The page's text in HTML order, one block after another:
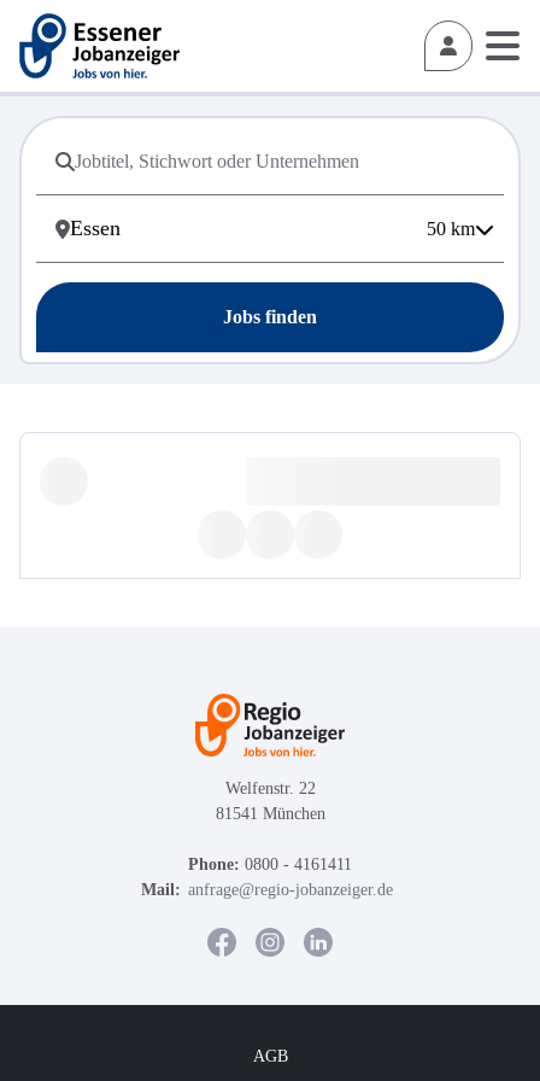
50 km
Jobs finden
Welfenstr. 22
81541 München
Phone: 0800 - 4161411
Mail: anfrage@regio-jobanzeiger.de
AGB